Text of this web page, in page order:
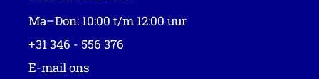
Ma–Don: 10:00 t/m 12:00 uur
+31 346 - 556 376
E-mail ons